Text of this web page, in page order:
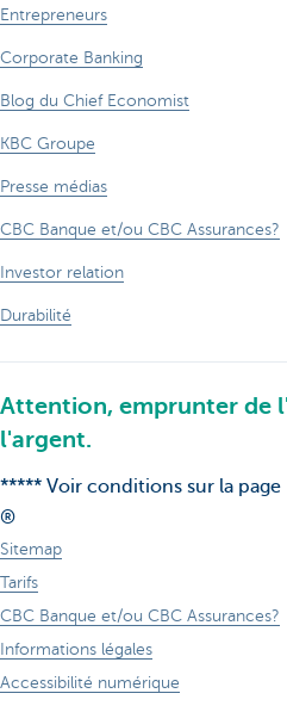
Entrepreneurs
Corporate Banking
Blog du Chief Economist
KBC Groupe
Presse médias
CBC Banque et/ou CBC Assurances?
Investor relation
Durabilité
Attention, emprunter de
l'argent.
***** Voir conditions sur la page
®
Sitemap
Tarifs
CBC Banque et/ou CBC Assurances?
Informations légales
Accessibilité numérique